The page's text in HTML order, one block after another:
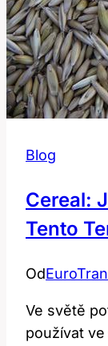
Blog
Cereal:
Tento
Od
Ve světě
používat